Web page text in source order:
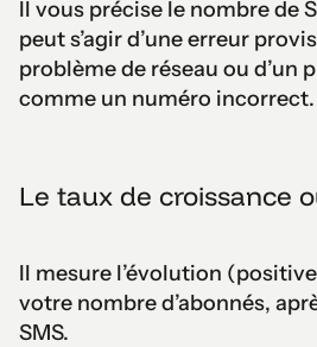
Il vous précise le nombre de
peut s’agir d’une erreur
problème de réseau ou d’un
comme un numéro incorrect.
Le taux de croissance
Il mesure l’évolution
votre nombre d’abonnés,
SMS.